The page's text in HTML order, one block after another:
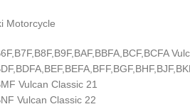
Motorcycle
Vulcan Classic 21
Vulcan Classic 22